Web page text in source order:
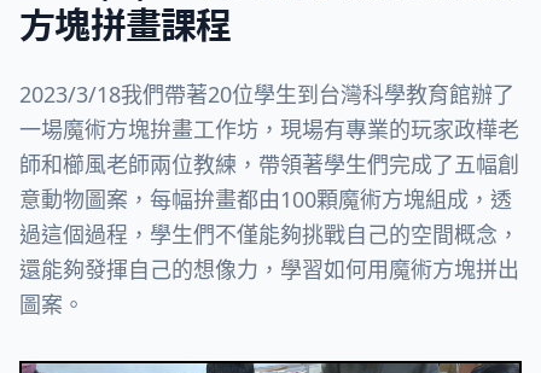
方塊拼畫課程
2023/3/18我們帶著20位學生到台灣科學教育館辦了
一場魔術方塊拚畫工作坊，現場有專業的玩家政樺老
師和櫛風老師兩位教練，帶領著學生們完成了五幅創
意動物圖案，每幅拚畫都由100顆魔術方塊組成，透
過這個過程，學生們不僅能夠挑戰自己的空間概念，
還能夠發揮自己的想像力，學習如何用魔術方塊拼出
圖案。